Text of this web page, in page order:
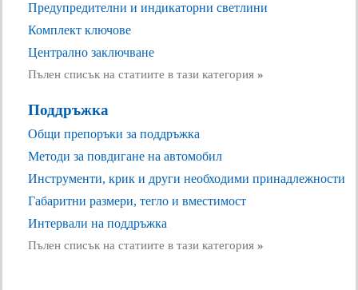
Предупредителни и индикаторни светлини
Комплект ключове
Централно заключване
Пълен списък на статиите в тази категория »
Поддръжка
Общи препоръки за поддръжка
Методи за повдигане на автомобил
Инструменти, крик и други необходими принадлежности
Габаритни размери, тегло и вместимост
Интервали на поддръжка
Пълен списък на статиите в тази категория »